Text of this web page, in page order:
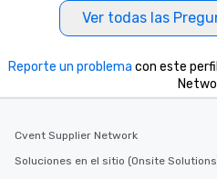
Ver todas las
Reporte un problema con este
Cvent Supplier Network
Soluciones en el sitio (Onsite